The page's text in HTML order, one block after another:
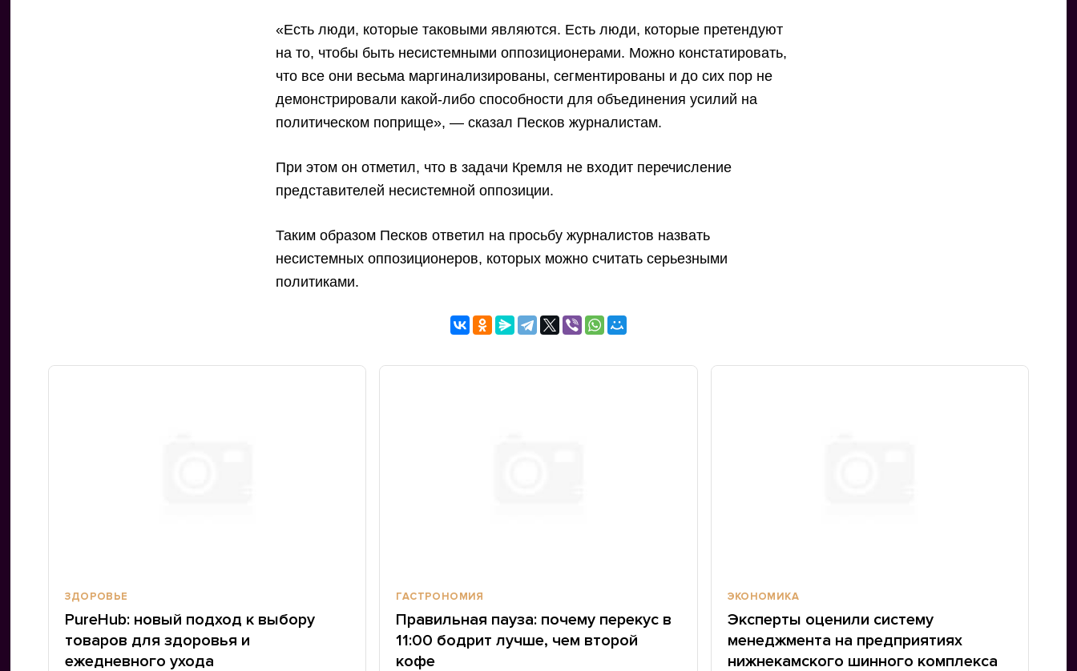
«Есть люди, которые таковыми являются. Есть люди, которые претендуют
на то, чтобы быть несистемными оппозиционерами. Можно констатировать,
что все они весьма маргинализированы, сегментированы и до сих пор не
демонстрировали какой-либо способности для объединения усилий на
политическом поприще», — сказал Песков журналистам.
При этом он отметил, что в задачи Кремля не входит перечисление
представителей несистемной оппозиции.
Таким образом Песков ответил на просьбу журналистов назвать
несистемных оппозиционеров, которых можно считать серьезными
политиками.
ЗДОРОВЬЕ
PureHub: новый подход к выбору
товаров для здоровья и
ежедневного ухода
ГАСТРОНОМИЯ
Правильная пауза: почему перекус в
11:00 бодрит лучше, чем второй
кофе
ЭКОНОМИКА
Эксперты оценили систему
менеджмента на предприятиях
нижнекамского шинного комплекса